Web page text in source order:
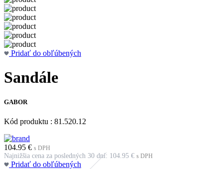
Pridať do obľúbených
Sandále
GABOR
Kód produktu : 81.520.12
104.95 € s DPH
Najnižšia cena za posledných 30 dní: 104.95 € s DPH
Pridať do obľúbených